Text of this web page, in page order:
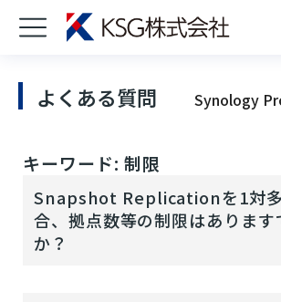
よくある質問 Synology
キーワード: 制限
Snapshot Replicationを1対
合、拠点数等の制限はあります
か？